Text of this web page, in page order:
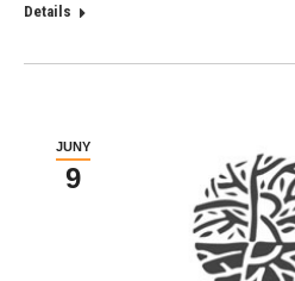
Details
JUNY
9